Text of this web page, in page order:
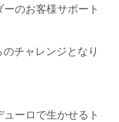
のお客様サポート
チャレンジとなり
ューロで生かせるト